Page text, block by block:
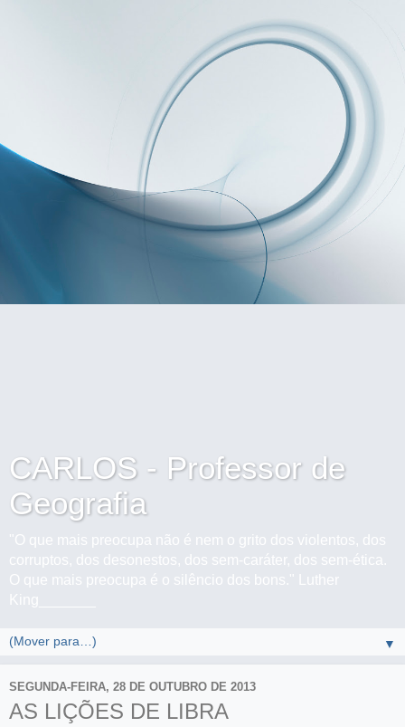
CARLOS - Professor de
Geografia
"O que mais preocupa não é nem o grito dos violentos, dos
corruptos, dos desonestos, dos sem-caráter, dos sem-ética.
O que mais preocupa é o silêncio dos bons." Luther
King_______
▼
SEGUNDA-FEIRA, 28 DE OUTUBRO DE 2013
AS LIÇÕES DE LIBRA